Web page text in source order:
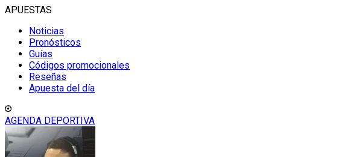
APUESTAS
Noticias
Pronósticos
Guías
Códigos promocionales
Reseñas
Apuesta del día
AGENDA DEPORTIVA